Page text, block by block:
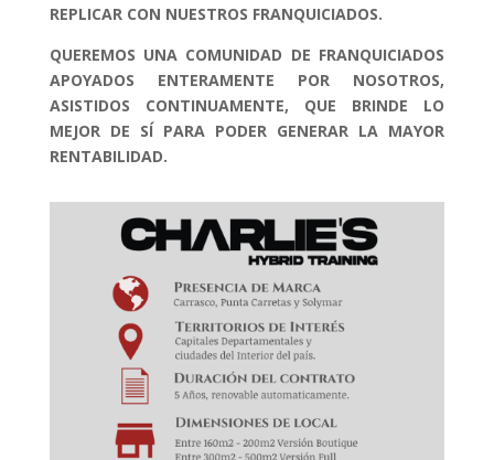
REPLICAR CON NUESTROS FRANQUICIADOS.
QUEREMOS UNA COMUNIDAD DE FRANQUICIADOS
APOYADOS ENTERAMENTE POR NOSOTROS,
ASISTIDOS CONTINUAMENTE, QUE BRINDE LO
MEJOR DE SÍ PARA PODER GENERAR LA MAYOR
RENTABILIDAD.